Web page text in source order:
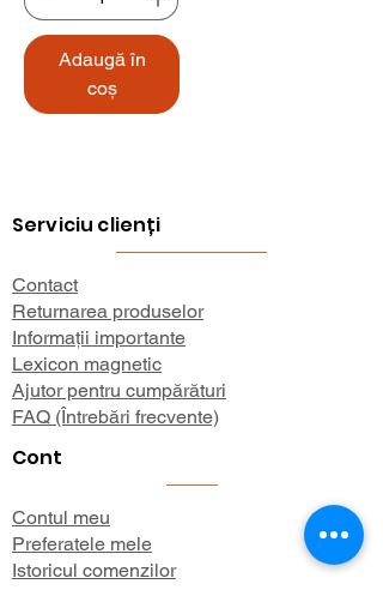
Adaugă în
coș
Serviciu clienți
Contact
Returnarea produselor
Informații importante
Lexicon magnetic
Ajutor pentru cumpărături
FAQ (Întrebări frecvente)
Cont
Contul meu
Preferatele mele
Istoricul comenzilor